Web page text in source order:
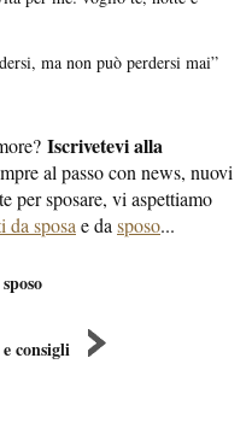
ma non può perdersi mai”
Iscrivetevi alla
al passo con news, nuovi
per sposare, vi aspettiamo
da sposa e da sposo...
consigli